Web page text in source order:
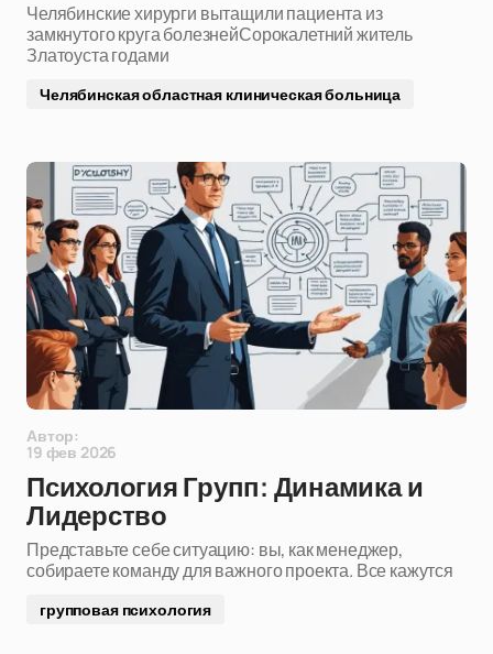
Челябинские хирурги вытащили пациента из
замкнутого круга болезнейСорокалетний житель
Златоуста годами
Челябинская областная клиническая больница
Автор:
19 фев 2026
Психология Групп: Динамика и
Лидерство
Представьте себе ситуацию: вы, как менеджер,
собираете команду для важного проекта. Все кажутся
групповая психология